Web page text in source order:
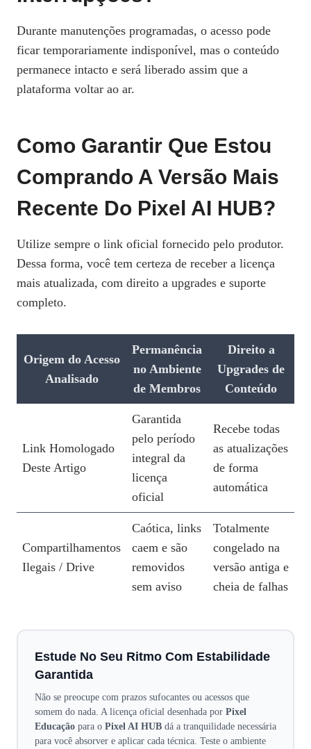
Durante manutenções programadas, o acesso pode
ficar temporariamente indisponível, mas o conteúdo
permanece intacto e será liberado assim que a
plataforma voltar ao ar.
Como Garantir Que Estou
Comprando A Versão Mais
Recente Do Pixel AI HUB?
Utilize sempre o link oficial fornecido pelo produtor.
Dessa forma, você tem certeza de receber a licença
mais atualizada, com direito a upgrades e suporte
completo.
Origem do Acesso
Analisado
Permanência
no Ambiente
de Membros
Direito a
Upgrades de
Conteúdo
Link Homologado
Deste Artigo
Garantida
pelo período
integral da
licença
oficial
Recebe todas
as atualizações
de forma
automática
Compartilhamentos
Ilegais / Drive
Caótica, links
caem e são
removidos
sem aviso
Totalmente
congelado na
versão antiga e
cheia de falhas
Estude No Seu Ritmo Com Estabilidade
Garantida
Não se preocupe com prazos sufocantes ou acessos que
somem do nada. A licença oficial desenhada por Pixel
Educação para o Pixel AI HUB dá a tranquilidade necessária
para você absorver e aplicar cada técnica. Teste o ambiente